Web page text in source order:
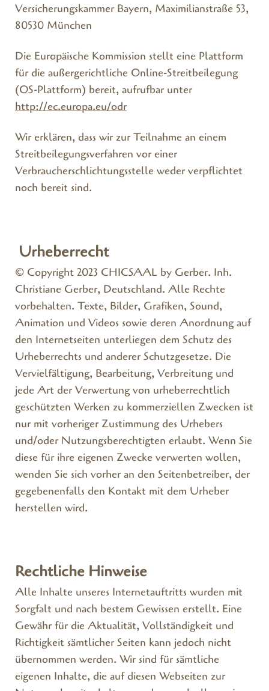
Versicherungskammer Bayern, Maximilianstraße 53,
80530 München
Die Europäische Kommission stellt eine Plattform
für die außergerichtliche Online-Streitbeilegung
(OS-Plattform) bereit, aufrufbar unter
http://ec.europa.eu/odr
Wir erklären, dass wir zur Teilnahme an einem
Streitbeilegungsverfahren vor einer
Verbraucherschlichtungsstelle weder verpflichtet
noch bereit sind.
Urheberrecht
© Copyright 2023 CHICSAAL by Gerber. Inh.
Christiane Gerber, Deutschland. Alle Rechte
vorbehalten. Texte, Bilder, Grafiken, Sound,
Animation und Videos sowie deren Anordnung auf
den Internetseiten unterliegen dem Schutz des
Urheberrechts und anderer Schutzgesetze. Die
Vervielfältigung, Bearbeitung, Verbreitung und
jede Art der Verwertung von urheberrechtlich
geschützten Werken zu kommerziellen Zwecken ist
nur mit vorheriger Zustimmung des Urhebers
und/oder Nutzungsberechtigten erlaubt. Wenn Sie
diese für ihre eigenen Zwecke verwerten wollen,
wenden Sie sich vorher an den Seitenbetreiber, der
gegebenenfalls den Kontakt mit dem Urheber
herstellen wird.
Rechtliche Hinweise
Alle Inhalte unseres Internetauftritts wurden mit
Sorgfalt und nach bestem Gewissen erstellt. Eine
Gewähr für die Aktualität, Vollständigkeit und
Richtigkeit sämtlicher Seiten kann jedoch nicht
übernommen werden. Wir sind für sämtliche
eigenen Inhalte, die auf diesen Webseiten zur